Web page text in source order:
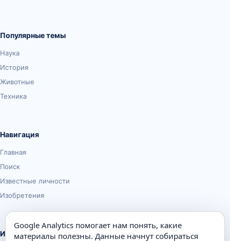
Популярные темы
Наука
История
Животные
Техника
Навигация
Главная
Поиск
Известные личности
Изобретения
Информация
Google Analytics помогает нам понять, какие
материалы полезны. Данные начнут собираться